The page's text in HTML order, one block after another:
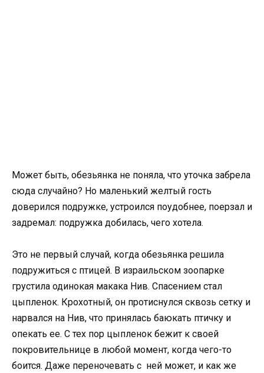
Может быть, обезьянка не поняла, что уточка забрела
сюда случайно? Но маленький желтый гость
доверился подружке, устроился поудобнее, поерзал и
задремал: подружка добилась, чего хотела.
Это не первый случай, когда обезьянка решила
подружиться с птицей. В израильском зоопарке
грустила одинокая макака Нив. Спасением стал
цыпленок. Крохотный, он протиснулся сквозь сетку и
нарвался на Нив, что принялась баюкать птичку и
опекать ее. С тех пор цыпленок бежит к своей
покровительнице в любой момент, когда чего-то
боится. Даже переночевать с ней может, и как же